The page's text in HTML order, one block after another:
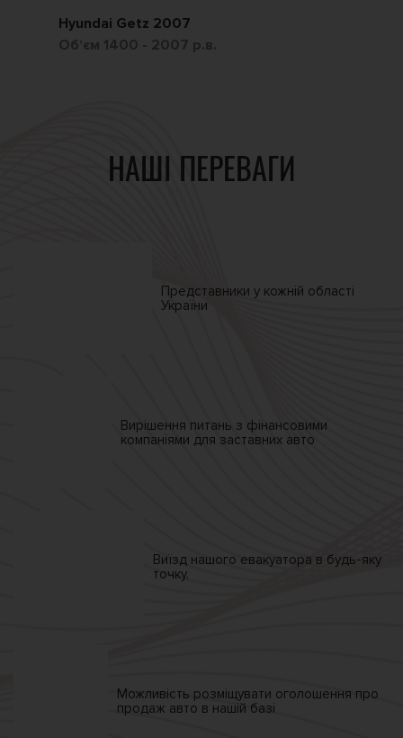
Hyundai Getz 2007
Обʼєм 1400 - 2007 р.в.
НАШІ ПЕРЕВАГИ
Представники у кожній області
України
Вирішення питань з фінансовими
компаніями для заставних авто
Виїзд нашого евакуатора в будь-яку
точку.
Можливість розміщувати оголошення про
продаж авто в нашій базі